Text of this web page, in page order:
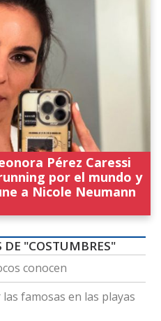
Pérez Caressi
por el mundo y
a Nicole Neumann
DE "COSTUMBRES"
conocen
famosas en las playas